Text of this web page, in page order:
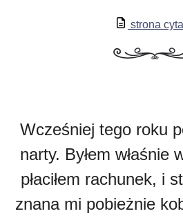
strona
Wcześniej tego roku
narty. Byłem właśnie
płaciłem rachunek, i
znana mi pobieżnie